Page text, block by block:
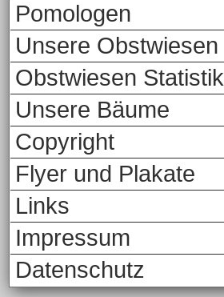
Pomologen
Unsere Obstwiesen
Obstwiesen Statistik
Unsere Bäume
Copyright
Flyer und Plakate
Links
Impressum
Datenschutz